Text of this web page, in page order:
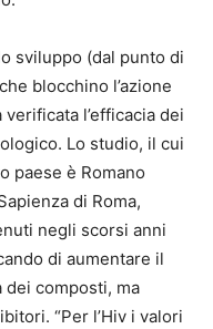
sviluppo (dal punto di
blocchino l’azione
l’efficacia dei
Lo studio, il cui
paese è Romano
di Roma,
negli scorsi anni
di aumentare il
dei composti, ma
“Per l’Hiv i valori